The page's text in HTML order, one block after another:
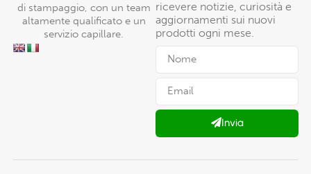
di stampaggio, con un team
altamente qualificato e un
servizio capillare.
ricevere notizie, curiosità e
aggiornamenti sui nuovi
prodotti ogni mese.
Invia